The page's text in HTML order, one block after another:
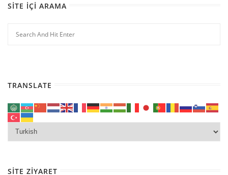
SITE İÇI ARAMA
TRANSLATE
SITE ZIYARET